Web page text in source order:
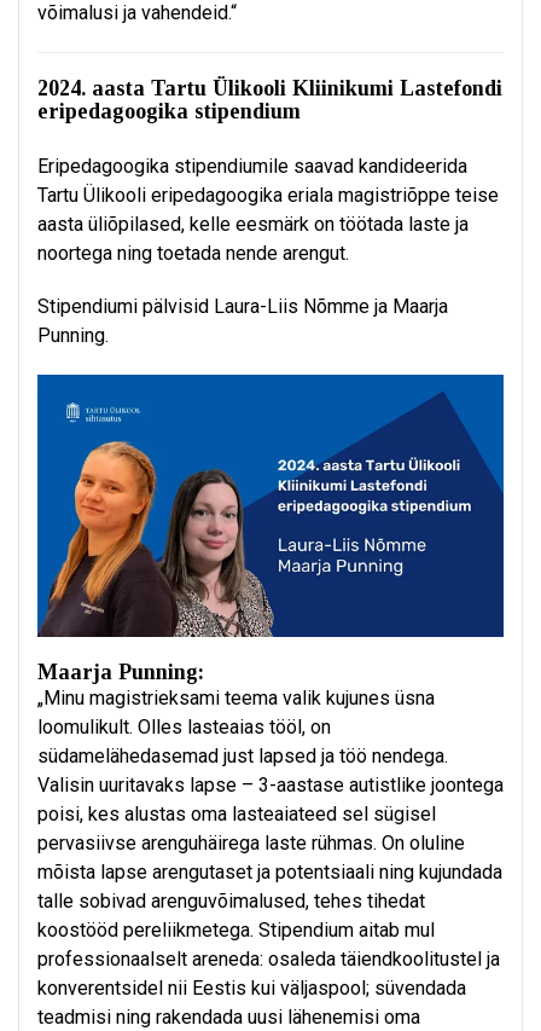
võimalusi ja vahendeid.“
2024. aasta Tartu Ülikooli Kliinikumi Lastefondi
eripedagoogika stipendium
Eripedagoogika stipendiumile saavad kandideerida
Tartu Ülikooli eripedagoogika eriala magistriõppe teise
aasta üliõpilased, kelle eesmärk on töötada laste ja
noortega ning toetada nende arengut.
Stipendiumi pälvisid Laura-Liis Nõmme ja Maarja
Punning.
Maarja Punning:
„Minu magistrieksami teema valik kujunes üsna
loomulikult. Olles lasteaias tööl, on
südamelähedasemad just lapsed ja töö nendega.
Valisin uuritavaks lapse – 3-aastase autistlike joontega
poisi, kes alustas oma lasteaiateed sel sügisel
pervasiivse arenguhäirega laste rühmas. On oluline
mõista lapse arengutaset ja potentsiaali ning kujundada
talle sobivad arenguvõimalused, tehes tihedat
koostööd pereliikmetega. Stipendium aitab mul
professionaalselt areneda: osaleda täiendkoolitustel ja
konverentsidel nii Eestis kui väljaspool; süvendada
teadmisi ning rakendada uusi lähenemisi oma